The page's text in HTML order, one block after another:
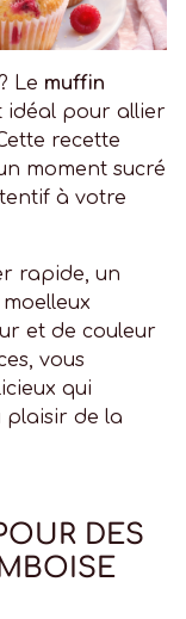
Le muffin
idéal pour allier
recette
moment sucré
à votre
rapide, un
et de couleur
vous
qui
plaisir de la
DES